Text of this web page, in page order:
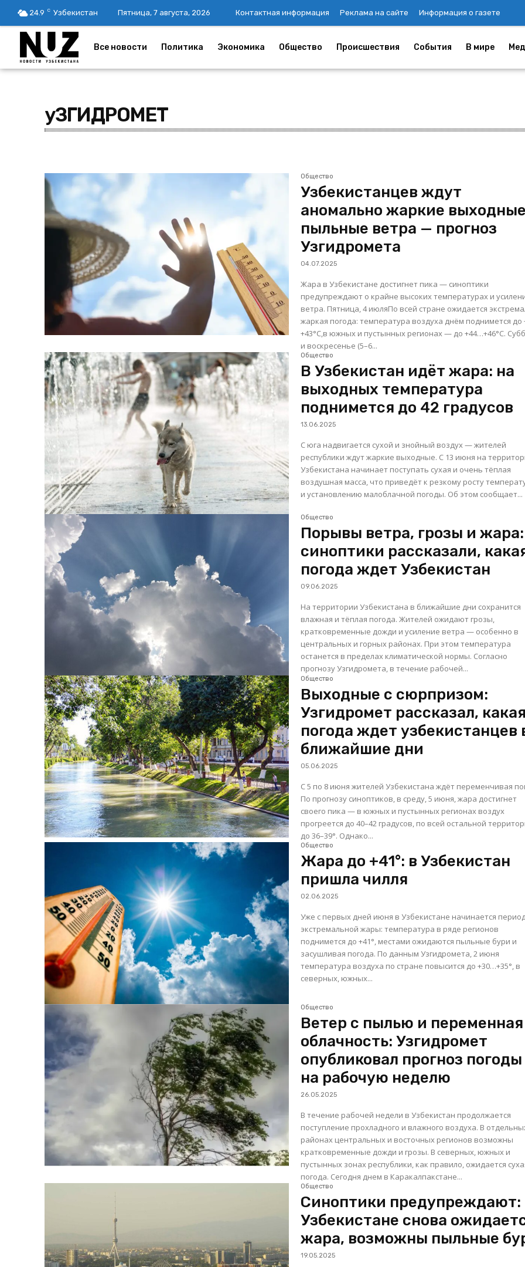
24.9 C Узбекистан Пятница, 7 августа, 2026 Контактная информация Реклама на сайте Информация о газете
Все новости Политика Экономика Общество Происшествия События В мире
уЗГИДРОМЕТ
Общество
Узбекистанцев ждут
аномально жаркие
пыльные ветра — прогноз
Узгидромета
04.07.2025
Жара в Узбекистане достигнет пика — синоптики
предупреждают о крайне высоких температурах и
ветра. Пятница, 4 июляПо всей стране ожидается экстремально
жаркая погода: температура воздуха днём поднимется до
+43°C,в южных и пустынных регионах — до +44…+46°C. Суббота
и воскресенье (5–6...
Общество
В Узбекистан идёт жара: на
выходных температура
поднимется до 42 градусов
13.06.2025
С юга надвигается сухой и знойный воздух — жителей
республики ждут жаркие выходные. С 13 июня на территорию
Узбекистана начинает поступать сухая и очень тёплая
воздушная масса, что приведёт к резкому росту
и установлению малоблачной погоды. Об этом сообщает...
Общество
Порывы ветра, грозы и жара:
синоптики рассказали,
погода ждет Узбекистан
09.06.2025
На территории Узбекистана в ближайшие дни сохранится
влажная и тёплая погода. Жителей ожидают грозы,
кратковременные дожди и усиление ветра — особенно в
центральных и горных районах. При этом температура
останется в пределах климатической нормы. Согласно
прогнозу Узгидромета, в течение рабочей...
Общество
Выходные с сюрпризом:
Узгидромет рассказал, какая
погода ждет узбекистанцев
ближайшие дни
05.06.2025
С 5 по 8 июня жителей Узбекистана ждёт переменчивая
По прогнозу синоптиков, в среду, 5 июня, жара достигнет
своего пика — в южных и пустынных регионах воздух
прогреется до 40–42 градусов, по всей остальной
до 36–39°. Однако...
Общество
Жара до +41°: в Узбекистан
пришла чилля
02.06.2025
Уже с первых дней июня в Узбекистане начинается
экстремальной жары: температура в ряде регионов
поднимется до +41°, местами ожидаются пыльные бури и
засушливая погода. По данным Узгидромета, 2 июня
температура воздуха по стране повысится до +30…+35°, в
северных, южных...
Общество
Ветер с пылью и переменная
облачность: Узгидромет
опубликовал прогноз погоды
на рабочую неделю
26.05.2025
В течение рабочей недели в Узбекистан продолжается
поступление прохладного и влажного воздуха. В
районах центральных и восточных регионов возможны
кратковременные дожди и грозы. В северных, южных и
пустынных зонах республики, как правило, ожидается
погода. Сегодня днем в Каракалпакстане...
Общество
Синоптики предупреждают:
Узбекистане снова
жара, возможны пыльные
19.05.2025